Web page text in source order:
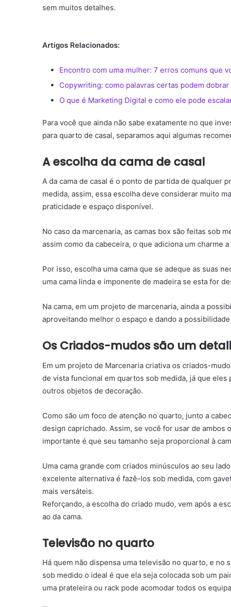
sem muitos detalhes.
Artigos Relacionados:
Encontro com uma mulher: 7 erros comuns que
Copywriting: como palavras certas podem
O que é Marketing Digital e como ele pode
Para você que ainda não sabe exatamente no que
para quarto de casal, separamos aqui algumas
A escolha da cama de casal
A da cama de casal é o ponto de partida de qualquer
medida, assim, essa escolha deve considerar muito
praticidade e espaço disponível.
No caso da marcenaria, as camas box são feitas sob
assim como da cabeceira, o que adiciona um charme
Por isso, escolha uma cama que se adeque as suas
uma cama linda e imponente de madeira se esta for
Na cama, em um projeto de marcenaria, ainda a
aproveitando melhor o espaço e dando a
Os Criados-mudos são um
Em um projeto de Marcenaria criativa os criados-
de vista funcional em quartos sob medida, já que
outros objetos de decoração.
Como são um foco de atenção no quarto, junto a
design caprichado. Assim, se você for usar de ambos
importante é que seu tamanho seja proporcional à
Uma cama grande com criados minúsculos ao seu
excelente alternativa é fazê-los sob medida, com
mais versáteis.
Reforçando, a escolha do criado mudo, vem após a
ao da cama.
Televisão no quarto
Há quem não dispensa uma televisão no quarto, e no
sob medido o ideal é que ela seja colocada sob um
uma prateleira ou rack pode acomodar todos os